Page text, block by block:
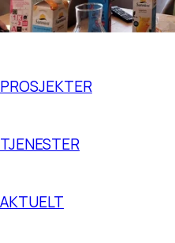
PROSJEKTER
TJENESTER
AKTUELT